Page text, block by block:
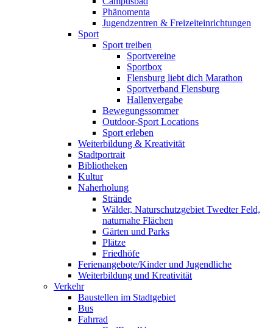
Phänomenta
Jugendzentren & Freizeiteinrichtungen
Sport
Sport treiben
Sportvereine
Sportbox
Flensburg liebt dich Marathon
Sportverband Flensburg
Hallenvergabe
Bewegungssommer
Outdoor-Sport Locations
Sport erleben
Weiterbildung & Kreativität
Stadtportrait
Bibliotheken
Kultur
Naherholung
Strände
Wälder, Naturschutzgebiet Twedter Feld,
naturnahe Flächen
Gärten und Parks
Plätze
Friedhöfe
Ferienangebote/Kinder und Jugendliche
Weiterbildung und Kreativität
Verkehr
Baustellen im Stadtgebiet
Bus
Fahrrad